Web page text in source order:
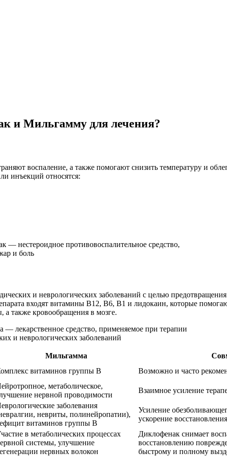
и Мильгамму для лечения?
воспаление, а также помогают снизить температуру и
инъекций относятся:
и неврологических заболеваний с целью
входят витамины B12, B6, B1 и лидокаин, которые
также кровообращения в мозге.
Мильгамма
витаминов группы B Возможно и часто
метаболическое,
нервной проводимости
Взаимное усиление
заболевания
невриты, полинейропатии),
витаминов группы B
Усиление
ускорение
в метаболических процессах
системы, улучшение
нервных волокон
Диклофенак снимает
восстановлению
быстрому и полному